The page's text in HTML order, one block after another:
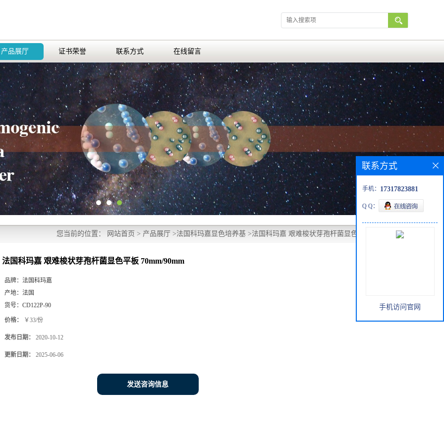
产品展厅 证书荣誉 联系方式 在线留言
您当前的位置： 网站首页 > 产品展厅 >法国科玛嘉显色培养基 >法国科玛嘉 艰难梭状芽孢杆菌显色平板
法国科玛嘉 艰难梭状芽孢杆菌显色平板 70mm/90mm
品牌： 法国科玛嘉
产地： 法国
货号： CD122P-90
价格： ￥33/份
发布日期： 2020-10-12
更新日期： 2025-06-06
发送咨询信息
联系方式
手机： 17317823881
Q Q：
手机访问官网